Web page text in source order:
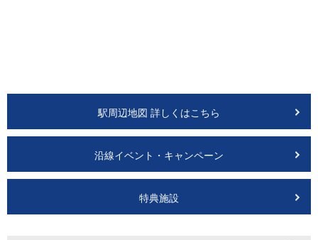
駅周辺地図 詳しくはこちら
沿線イベント・キャンペーン
特典施設